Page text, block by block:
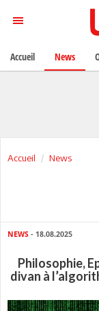
Accueil News
NEWS - 18.08.2025
Philosophie,
divan à
Accueil News